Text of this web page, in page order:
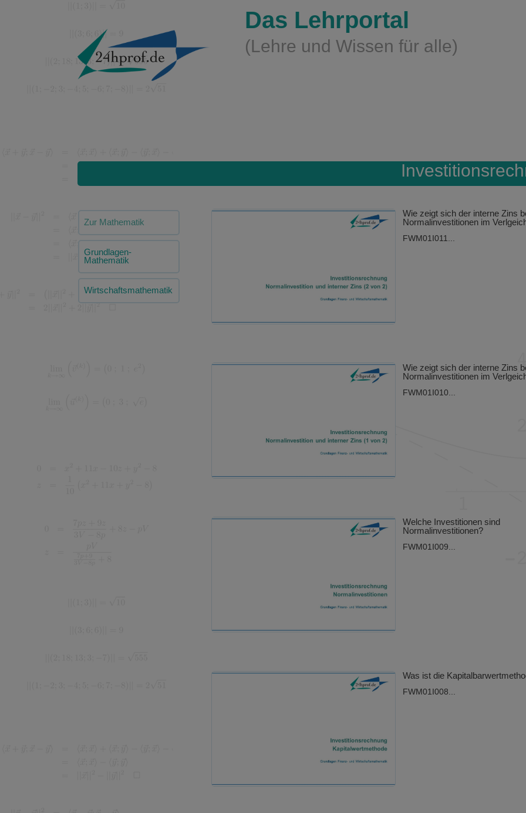
Das Lehrportal
(Lehre und Wissen für alle)
Zur Mathematik
Grundlagen-
Mathematik
Wirtschaftsmathematik
Wie zeigt sich der interne Zins
Normalinvestitionen im
FWM01I011...
Wie zeigt sich der interne Zins
Normalinvestitionen im
FWM01I010...
Welche Investitionen sind
Normalinvestitionen?
FWM01I009...
Was ist die
FWM01I008...